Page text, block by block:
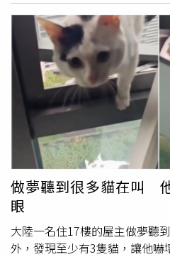
的……我覺得他要起來，可能
活，直到她大一才又接上線恢
死關頭，「我爸是葬儀社老闆
事，有些誤會，對方就朝我爸
時她接到電話趕回花蓮，「那
死亡很靠近，覺得雖然這個人
著你，那瞬間我好像就覺得不
爸就像是條「
九命怪貓」，人
開了7槍也活了下來，欠債也
會到終點，兩年多前，某天她
突然接到親戚電話告知爸爸在
廣告是比較喜劇的，我整個人
告訴自己要冷靜。」好不容易
火車站準備搭火車回花蓮奔喪
票都買不到，「我那時候告訴
給我一張車票，他說5分鐘後
做夢聽到很多貓在叫
眼
大陸一名住17樓的屋主做夢聽
外，發現至少有3隻貓，讓他